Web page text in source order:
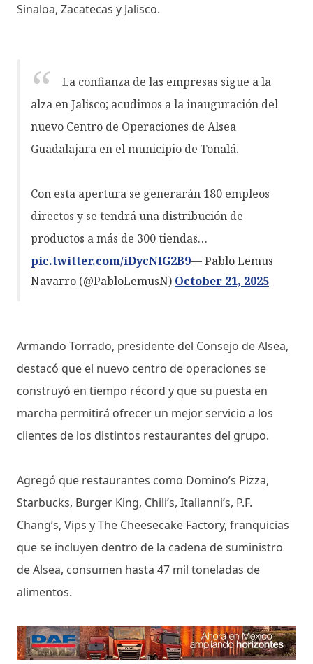
Sinaloa, Zacatecas y Jalisco.
La confianza de las empresas sigue a la
alza en Jalisco; acudimos a la inauguración del
nuevo Centro de Operaciones de Alsea
Guadalajara en el municipio de Tonalá.
Con esta apertura se generarán 180 empleos
directos y se tendrá una distribución de
productos a más de 300 tiendas…
pic.twitter.com/iDycNlG2B9— Pablo Lemus
Navarro (@PabloLemusN) October 21, 2025
Armando Torrado, presidente del Consejo de Alsea,
destacó que el nuevo centro de operaciones se
construyó en tiempo récord y que su puesta en
marcha permitirá ofrecer un mejor servicio a los
clientes de los distintos restaurantes del grupo.
Agregó que restaurantes como Domino’s Pizza,
Starbucks, Burger King, Chili’s, Italianni’s, P.F.
Chang’s, Vips y The Cheesecake Factory, franquicias
que se incluyen dentro de la cadena de suministro
de Alsea, consumen hasta 47 mil toneladas de
alimentos.